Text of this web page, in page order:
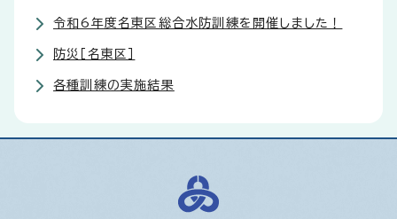
令和6年度名東区総合水防訓練を開催しました！
防災［名東区］
各種訓練の実施結果